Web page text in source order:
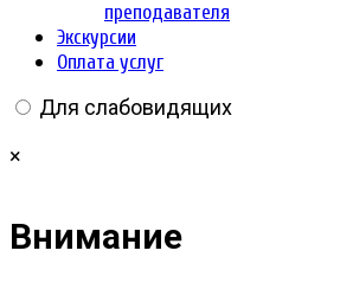
преподавателя
Экскурсии
Оплата услуг
Для слабовидящих
×
Внимание